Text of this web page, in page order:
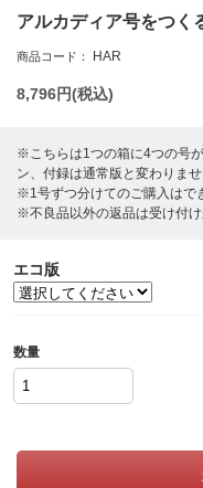
アルカディア号をつく
商品コード： HAR
8,796円(税込)
※こちらは1つの箱に4つの号
ン、付録は通常版と変わりませ
※1号ずつ分けてのご購入はで
※不良品以外の返品は受け付け
エコ版
数量